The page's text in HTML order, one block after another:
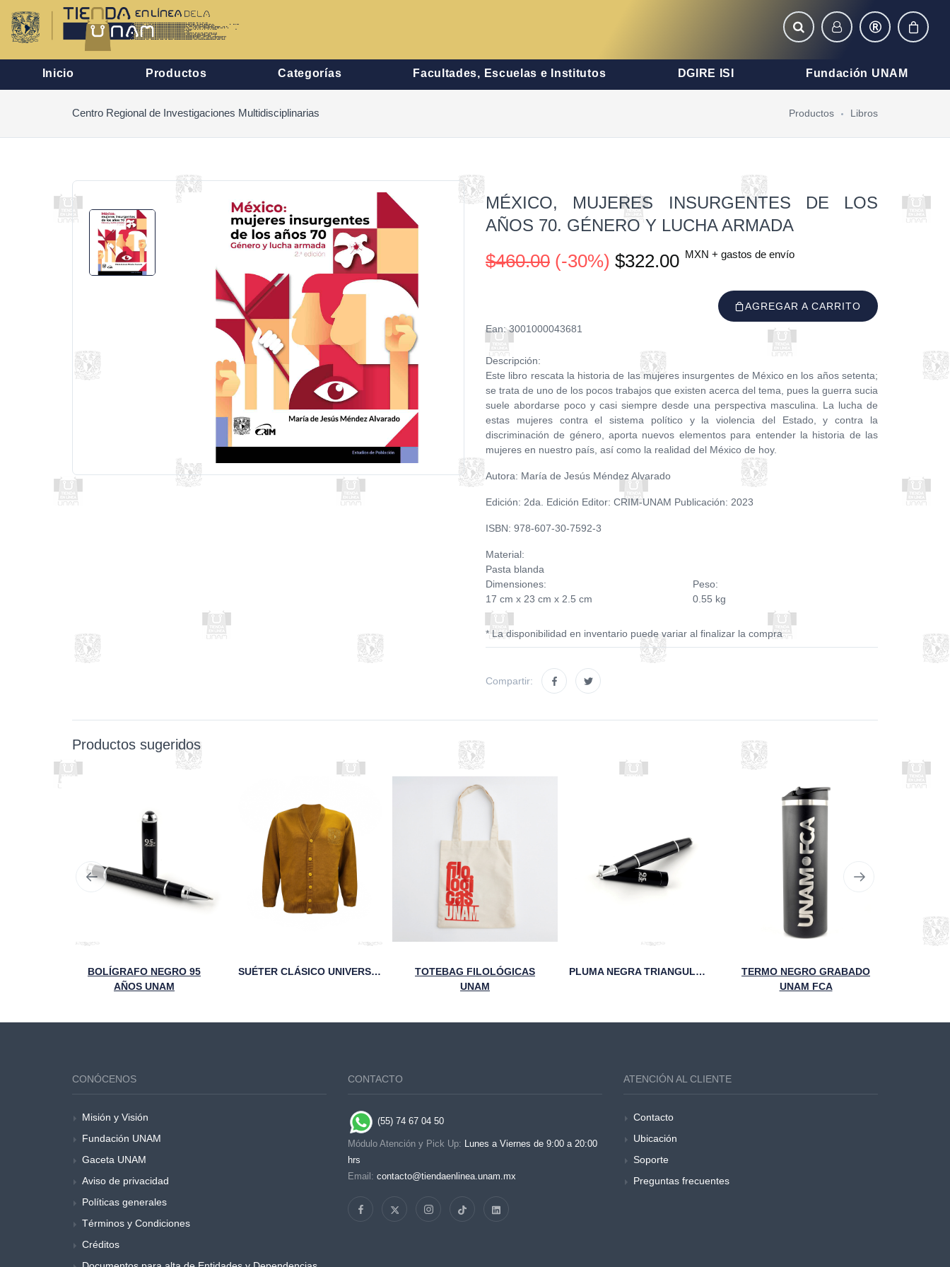
Inicio Productos Categorías Facultades, Escuelas e Institutos DGIRE ISI Fundación UNAM
Centro Regional de Investigaciones Multidisciplinarias Productos Libros
MÉXICO, MUJERES INSURGENTES DE LOS
AÑOS 70. GÉNERO Y LUCHA ARMADA
$460.00 (-30%) $322.00 MXN + gastos de envío
AGREGAR A CARRITO
Ean: 3001000043681
Descripción:
Este libro rescata la historia de las mujeres insurgentes de México en los años setenta;
se trata de uno de los pocos trabajos que existen acerca del tema, pues la guerra sucia
suele abordarse poco y casi siempre desde una perspectiva masculina. La lucha de
estas mujeres contra el sistema político y la violencia del Estado, y contra la
discriminación de género, aporta nuevos elementos para entender la historia de las
mujeres en nuestro país, así como la realidad del México de hoy.
Autora: María de Jesús Méndez Alvarado
Edición: 2da. Edición Editor: CRIM-UNAM Publicación: 2023
ISBN: 978-607-30-7592-3
Material:
Pasta blanda
Dimensiones:
17 cm x 23 cm x 2.5 cm
Peso:
0.55 kg
* La disponibilidad en inventario puede variar al finalizar la compra
Compartir:
Productos sugeridos
BOLÍGRAFO NEGRO 95
AÑOS UNAM
SUÉTER CLÁSICO UNIVERSITARIO ESCUDO UNAM DORADO
TOTEBAG FILOLÓGICAS
UNAM
PLUMA NEGRA TRIANGULAR 95 AÑOS UNAM
TERMO NEGRO GRABADO
UNAM FCA
CONÓCENOS
Misión y Visión
Fundación UNAM
Gaceta UNAM
Aviso de privacidad
Políticas generales
Términos y Condiciones
Créditos
CONTACTO
(55) 74 67 04 50
Módulo Atención y Pick Up: Lunes a Viernes de 9:00 a 20:00
hrs
Email: contacto@tiendaenlinea.unam.mx
ATENCIÓN AL CLIENTE
Contacto
Ubicación
Soporte
Preguntas frecuentes